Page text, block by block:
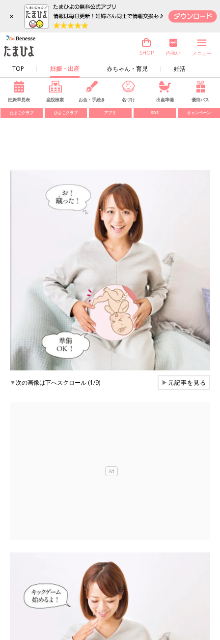
×
TOP 妊娠・出産 赤ちゃん・育児 妊活
SHOP 内祝い メニュー
妊娠早見表 産院検索 お金・手続き 名づけ 出産準備 優待パス
たまごクラブ ひよこクラブ アプリ SNS キャンペーン
▼次の画像は下へスクロール (1/9) ▶元記事を見る